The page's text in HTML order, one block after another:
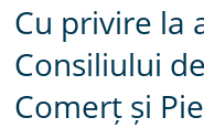
Cu privire la
Consiliului
Comerț și